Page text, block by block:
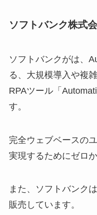
ソフトバンク株式
ソフトバンクがは、
る、大規模導入や複
RPAツール「
す。
完全ウェブベースの
実現するためにゼロ
また、ソフトバンク
販売しています。